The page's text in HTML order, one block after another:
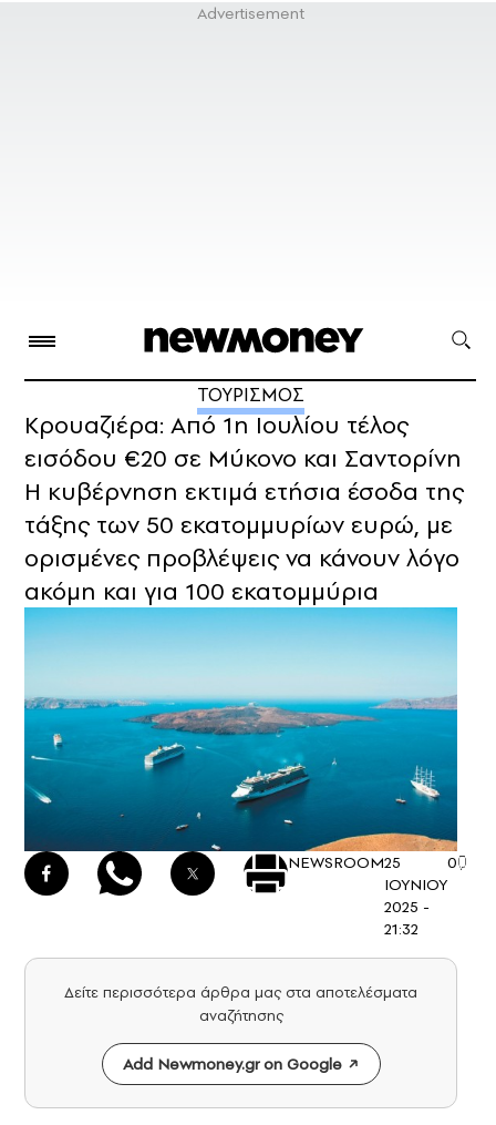
ΤΟΥΡΙΣΜΟΣ
Κρουαζιέρα: Από 1η Ιουλίου τέλος
εισόδου €20 σε Μύκονο και Σαντορίνη
Η κυβέρνηση εκτιμά ετήσια έσοδα της
τάξης των 50 εκατομμυρίων ευρώ, με
ορισμένες προβλέψεις να κάνουν λόγο
ακόμη και για 100 εκατομμύρια
NEWSROOM25
ΙΟΥΝΙΟΥ
2025 -
21:32
0
Δείτε περισσότερα άρθρα μας στα αποτελέσματα
αναζήτησης
Add Newmoney.gr on Google